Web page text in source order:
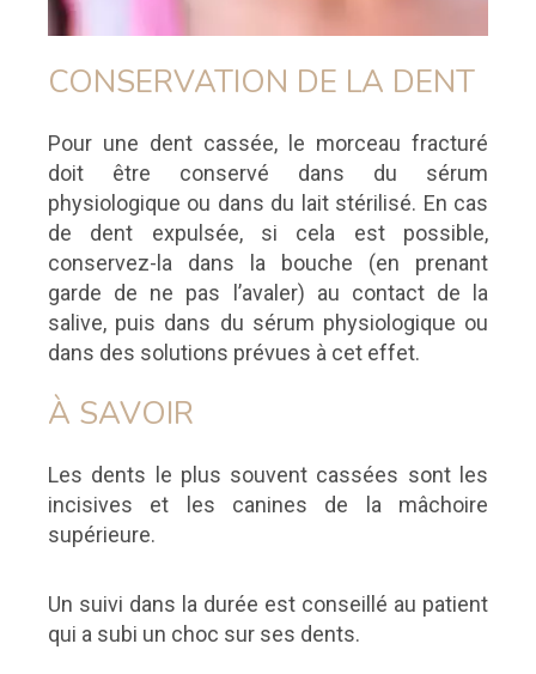
CONSERVATION DE LA DENT
Pour une dent cassée, le morceau fracturé
doit être conservé dans du sérum
physiologique ou dans du lait stérilisé. En cas
de dent expulsée, si cela est possible,
conservez-la dans la bouche (en prenant
garde de ne pas l’avaler) au contact de la
salive, puis dans du sérum physiologique ou
dans des solutions prévues à cet effet.
À SAVOIR
Les dents le plus souvent cassées sont les
incisives et les canines de la mâchoire
supérieure.
Un suivi dans la durée est conseillé au patient
qui a subi un choc sur ses dents.